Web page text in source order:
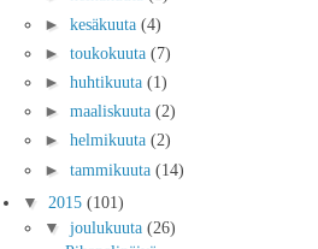
► kesäkuuta (4)
► toukokuuta (7)
► huhtikuuta (1)
► maaliskuuta (2)
► helmikuuta (2)
► tammikuuta (14)
▼ 2015 (101)
▼ joulukuuta (26)